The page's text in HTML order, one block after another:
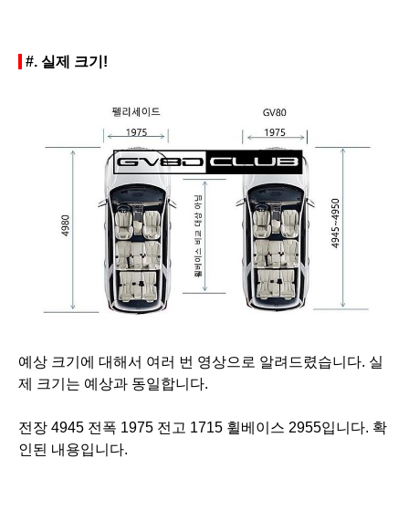
#. 실제 크기!
예상 크기에 대해서 여러 번 영상으로 알려드렸습니다. 실
제 크기는 예상과 동일합니다.
전장 4945 전폭 1975 전고 1715 휠베이스 2955입니다. 확
인된 내용입니다.